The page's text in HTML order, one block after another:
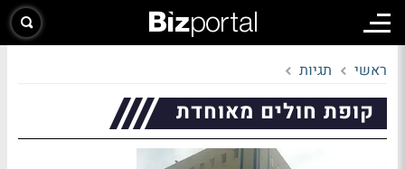
ראשי תגיות
קופת חולים מאוחדת